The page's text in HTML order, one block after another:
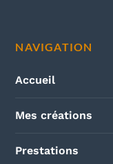
NAVIGATION
Accueil
Mes créations
Prestations